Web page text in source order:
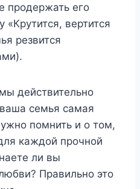
продержать его
вертится
резвится
действительно
семья самая
помнить и о том,
каждой прочной
ли вы
Правильно это